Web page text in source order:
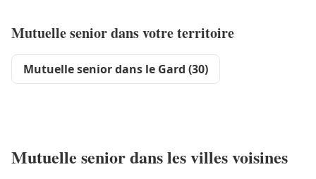
Mutuelle senior dans votre territoire
Mutuelle senior dans le Gard (30)
Mutuelle senior dans les villes voisines